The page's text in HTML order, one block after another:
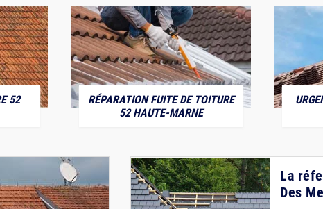
52
RÉPARATION FUITE DE TOITURE
52 HAUTE-MARNE
La
Des